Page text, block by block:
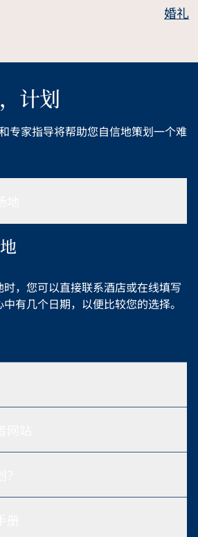
婚礼
计划
专家指导将帮助您自信地策划一个难
，您可以直接联系酒店或在线填写
有几个日期，以便比较您的选择。